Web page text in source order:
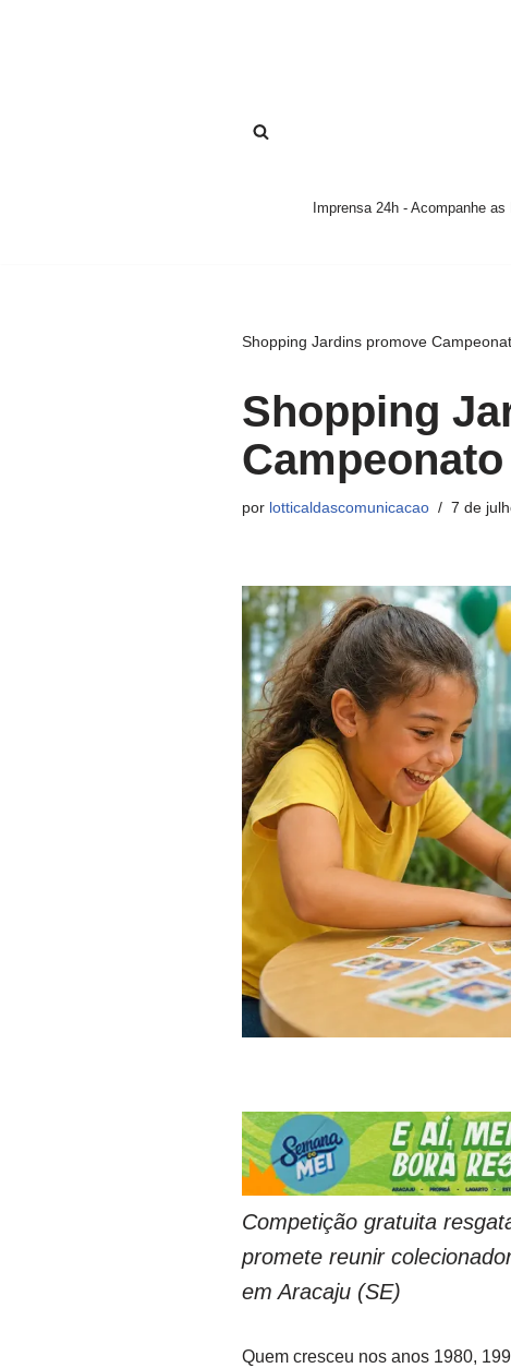
Imprensa 24h - Acompanhe
Shopping Jardins promove
Shopping
por lotticaldascomunicacao 7 de
Competição gratuita
promete reunir
em Aracaju (SE)
Quem cresceu nos anos 1980,